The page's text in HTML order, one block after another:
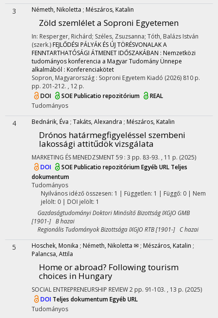
3 Németh, Nikoletta ; Mészáros, Katalin
Zöld szemlélet a Soproni Egyetemen
In: Resperger, Richárd; Széles, Zsuzsanna; Tóth, Balázs István
(szerk.) FEJLŐDÉSI PÁLYÁK ÉS ÚJ TÖRÉSVONALAK A
FENNTARTHATÓSÁGI ÁTMENET IDŐSZAKÁBAN : Nemzetközi
tudományos konferencia a Magyar Tudomány Ünnepe
alkalmából : Konferenciakötet
Sopron, Magyarország : Soproni Egyetem Kiadó (2026) 810 p.
pp. 201-212. , 12 p.
DOI
SOE Publicatio repozitórium
REAL
Tudományos
4 Bednárik, Éva ; Takáts, Alexandra ; Mészáros, Katalin
Drónos határmegfigyeléssel szembeni
lakossági attitűdök vizsgálata
MARKETING ÉS MENEDZSMENT59 : 3 pp. 83-93. , 11 p. (2025)
DOI
SOE Publicatio repozitóriumEgyéb URL Teljes
dokumentum
Tudományos
Nyilvános idéző összesen: 1 | Független: 1 | Függő: 0 | Nem
jelölt: 0 | DOI jelölt: 1
Gazdaságtudományi Doktori Minősítő Bizottság IXGJO GMB
[1901-] B hazai
Regionális Tudományok Bizottsága IXGJO RTB [1901-] C hazai
5 Hoschek, Monika ; Németh, Nikoletta ✉ ; Mészáros, Katalin ;
Palancsa, Attila
Home or abroad? Following tourism
choices in Hungary
SOCIAL ENTREPRENEURSHIP REVIEW2 pp. 91-103. , 13 p. (2025)
DOI Teljes dokumentumEgyéb URL
Tudományos